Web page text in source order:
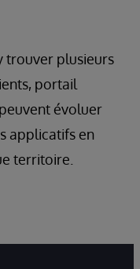
trouver plusieurs
portail
évoluer
applicatifs en
territoire.